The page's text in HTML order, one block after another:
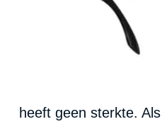
heeft geen sterkte.